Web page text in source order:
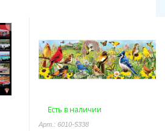
Есть в наличии
Арт.: 6010-5338